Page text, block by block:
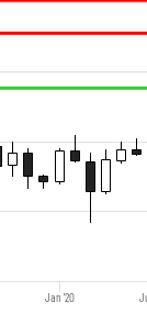
Jan '20